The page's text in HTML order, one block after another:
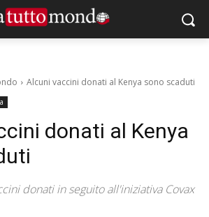
Alcuni vaccini donati al Kenya sono scaduti
donati al Kenya
donati in seguito all'iniziativa Covax